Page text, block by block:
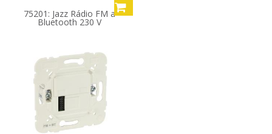
75201: Jazz Rádio FM a
Bluetooth 230 V